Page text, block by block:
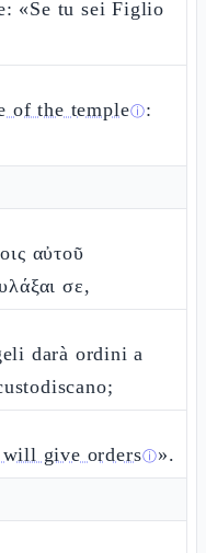
«Se tu sei Figlio
of the templeⓘ:
αὐτοῦ
σε,
darà ordini a
will give ordersⓘ».